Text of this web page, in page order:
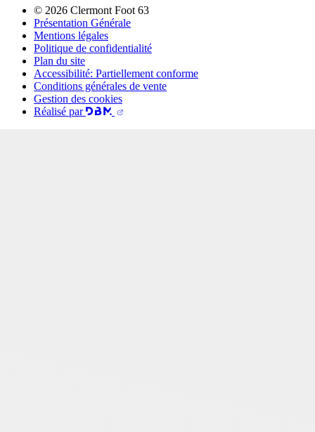
© 2026 Clermont Foot 63
Présentation Générale
Mentions légales
Politique de confidentialité
Plan du site
Accessibilité: Partiellement conforme
Conditions générales de vente
Gestion des cookies
Réalisé par